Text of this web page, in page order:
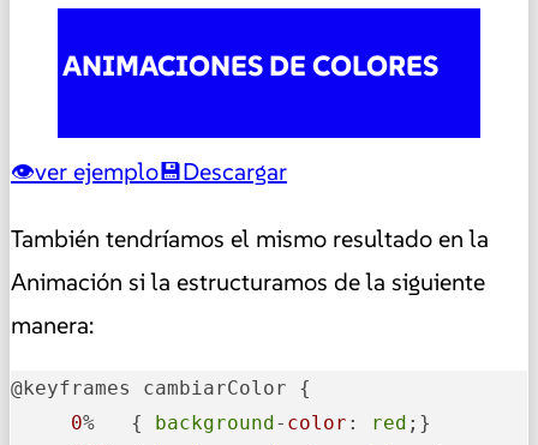
ANIMACIONES DE COLORES
ver ejemplo Descargar
También tendríamos el mismo resultado en la
Animación si la estructuramos de la siguiente
manera:
@keyframes cambiarColor {
0%   { background - color : red ;}